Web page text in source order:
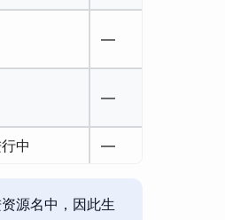
—
—
中 —
源名中，因此生